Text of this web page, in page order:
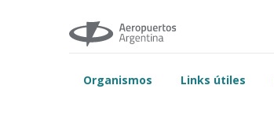
Organismos Links útiles